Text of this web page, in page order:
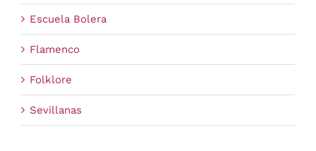
Escuela Bolera
Flamenco
Folklore
Sevillanas